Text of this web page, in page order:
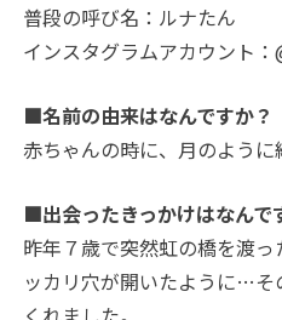
普段の呼び名：ルナたん
インスタグラムアカウント：
■名前の由来はなんですか？
赤ちゃんの時に、月のように
■出会ったきっかけはなんで
昨年７歳で突然虹の橋を渡
ッカリ穴が開いたように…そ